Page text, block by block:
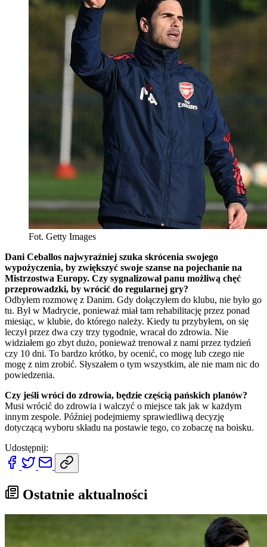
Fot. Getty Images
Dani Ceballos najwyraźniej szuka skrócenia swojego
wypożyczenia, by zwiększyć swoje szanse na pojechanie na
Mistrzostwa Europy. Czy sygnalizował panu możliwą chęć
przeprowadzki, by wrócić do regularnej gry?
Odbyłem rozmowę z Danim. Gdy dołączyłem do klubu, nie było go
tu. Był w Madrycie, ponieważ miał tam rehabilitację przez ponad
miesiąc, w klubie, do którego należy. Kiedy tu przybyłem, on się
leczył przez dwa czy trzy tygodnie, wracał do zdrowia. Nie
widziałem go zbyt dużo, ponieważ trenował z nami przez tydzień
czy 10 dni. To bardzo krótko, by ocenić, co mogę lub czego nie
mogę z nim zrobić. Słyszałem o tym wszystkim, ale nie mam nic do
powiedzenia.
Czy jeśli wróci do zdrowia, będzie częścią pańskich planów?
Musi wrócić do zdrowia i walczyć o miejsce tak jak w każdym
innym zespole. Później podejmiemy sprawiedliwą decyzję
dotyczącą wyboru składu na postawie tego, co zobaczę na boisku.
Udostępnij:
Ostatnie aktualności